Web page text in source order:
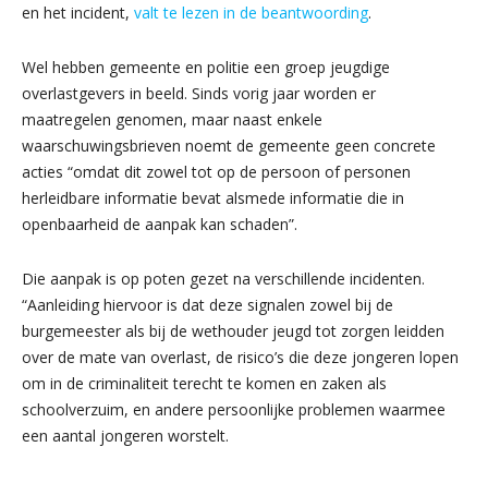
en het incident, valt te lezen in de beantwoording.
Wel hebben gemeente en politie een groep jeugdige
overlastgevers in beeld. Sinds vorig jaar worden er
maatregelen genomen, maar naast enkele
waarschuwingsbrieven noemt de gemeente geen concrete
acties “omdat dit zowel tot op de persoon of personen
herleidbare informatie bevat alsmede informatie die in
openbaarheid de aanpak kan schaden”.
Die aanpak is op poten gezet na verschillende incidenten.
“Aanleiding hiervoor is dat deze signalen zowel bij de
burgemeester als bij de wethouder jeugd tot zorgen leidden
over de mate van overlast, de risico’s die deze jongeren lopen
om in de criminaliteit terecht te komen en zaken als
schoolverzuim, en andere persoonlijke problemen waarmee
een aantal jongeren worstelt.